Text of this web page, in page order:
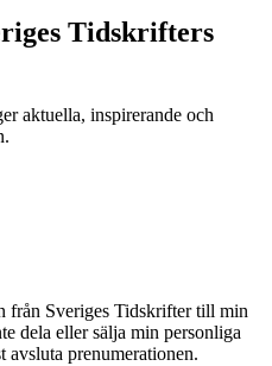
Tidskrifters
aktuella, inspirerande och
från Sveriges Tidskrifter till min
dela eller sälja min personliga
avsluta prenumerationen.